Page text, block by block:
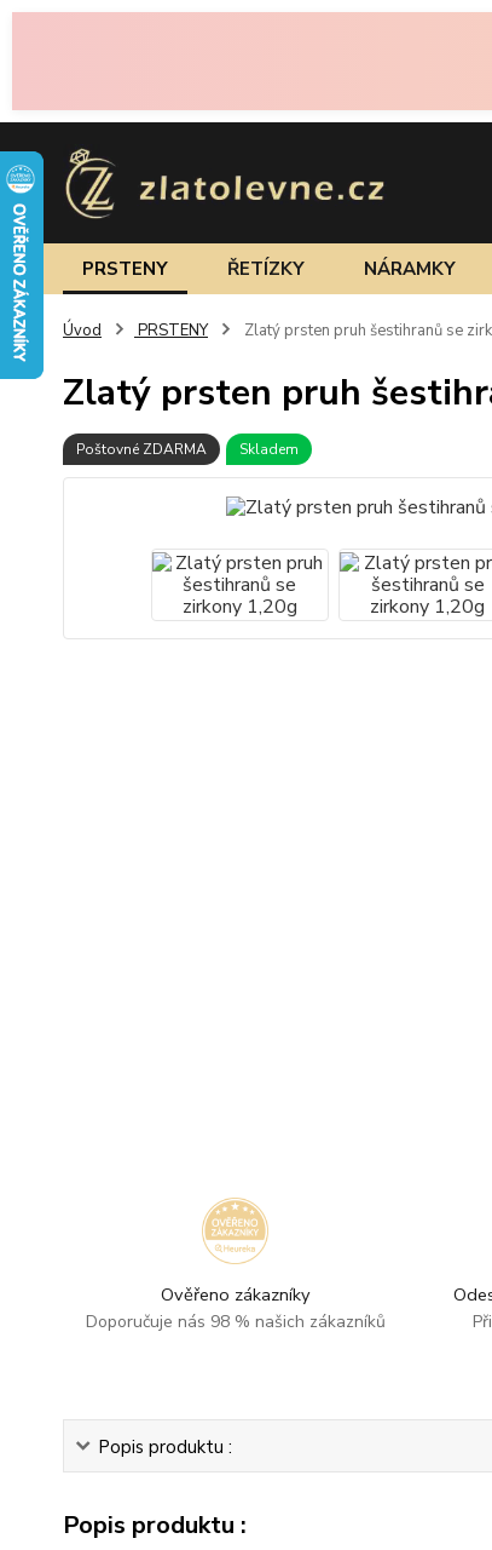
PRSTENY ŘETÍZKY NÁRAMKY
Úvod PRSTENY Zlatý prsten pruh šestihranů se
Zlatý prsten pruh
Poštovné ZDARMA Skladem
Ověřeno zákazníky
Doporučuje nás 98 % našich zákazníků
Popis produktu :
Popis produktu :